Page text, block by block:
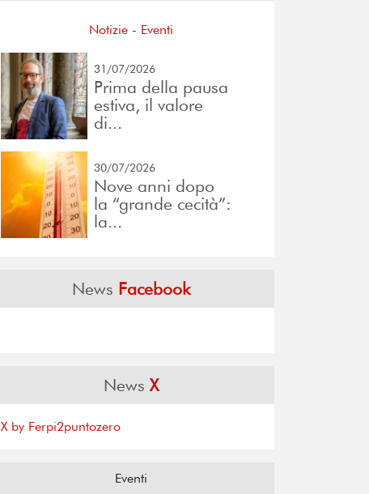
Notizie - Eventi
31/07/2026
Prima della pausa
estiva, il valore
di...
30/07/2026
Nove anni dopo
la “grande cecità”:
la...
News Facebook
NewsX
X by Ferpi2puntozero
Eventi